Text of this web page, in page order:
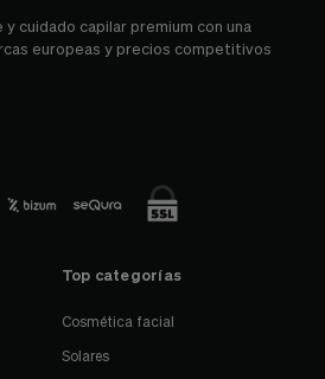
cuidado capilar premium con una
europeas y precios competitivos
Top categorías
Cosmética facial
Solares